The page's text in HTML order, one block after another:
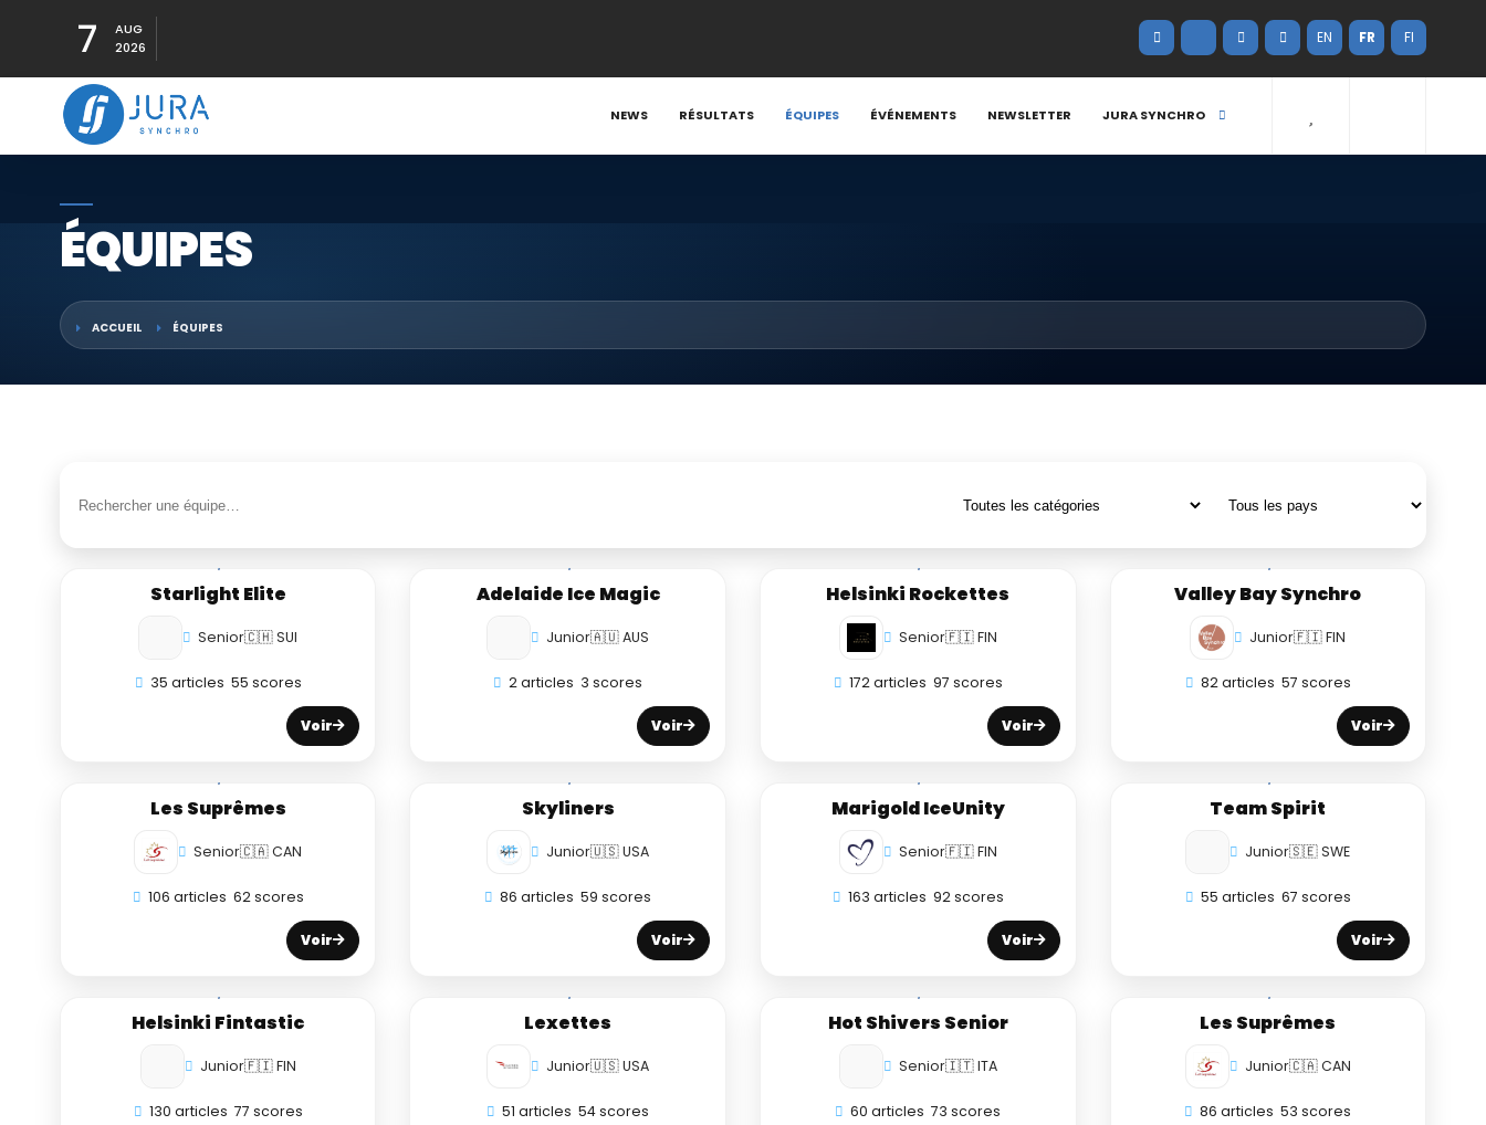
7
AUG
2026
EN FR FI
NEWS RÉSULTATS ÉQUIPES ÉVÉNEMENTS NEWSLETTER JURA SYNCHRO
ÉQUIPES
ACCUEIL ÉQUIPES
Starlight Elite
Senior🇨🇭 SUI
35 articles 55 scores
Voir
Adelaide Ice Magic
Junior🇦🇺 AUS
2 articles 3 scores
Voir
Helsinki Rockettes
Senior🇫🇮 FIN
172 articles 97 scores
Voir
Valley Bay Synchro
Junior🇫🇮 FIN
82 articles 57 scores
Voir
Les Suprêmes
Senior🇨🇦 CAN
106 articles 62 scores
Voir
Skyliners
Junior🇺🇸 USA
86 articles 59 scores
Voir
Marigold IceUnity
Senior🇫🇮 FIN
163 articles 92 scores
Voir
Team Spirit
Junior🇸🇪 SWE
55 articles 67 scores
Voir
Helsinki Fintastic
Junior🇫🇮 FIN
130 articles 77 scores
Lexettes
Junior🇺🇸 USA
51 articles 54 scores
Hot Shivers Senior
Senior🇮🇹 ITA
60 articles 73 scores
Les Suprêmes
Junior🇨🇦 CAN
86 articles 53 scores